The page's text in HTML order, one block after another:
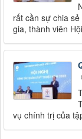
rất cần sự chia
gia, thành viên
vụ chính trị của